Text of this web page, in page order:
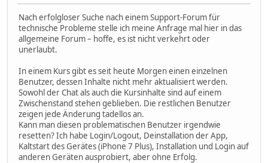
Nach erfolgloser Suche nach einem Support-Forum für
technische Probleme stelle ich meine Anfrage mal hier in das
allgemeine Forum – hoffe, es ist nicht verkehrt oder
unerlaubt.
In einem Kurs gibt es seit heute Morgen einen einzelnen
Benutzer, dessen Inhalte nicht mehr aktualisiert werden.
Sowohl der Chat als auch die Kursinhalte sind auf einem
Zwischenstand stehen geblieben. Die restlichen Benutzer
zeigen jede Änderung tadellos an.
Kann man diesen problematischen Benutzer irgendwie
resetten? Ich habe Login/Logout, Deinstallation der App,
Kaltstart des Gerätes (iPhone 7 Plus), Installation und Login auf
anderen Geräten ausprobiert, aber ohne Erfolg.